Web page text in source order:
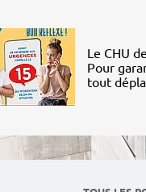
Le CHU
Pour
tout